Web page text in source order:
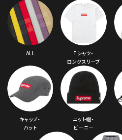
ALL
Tシャツ・
ロングスリーブ
キャップ・
ハット
ニット帽・
ビーニー